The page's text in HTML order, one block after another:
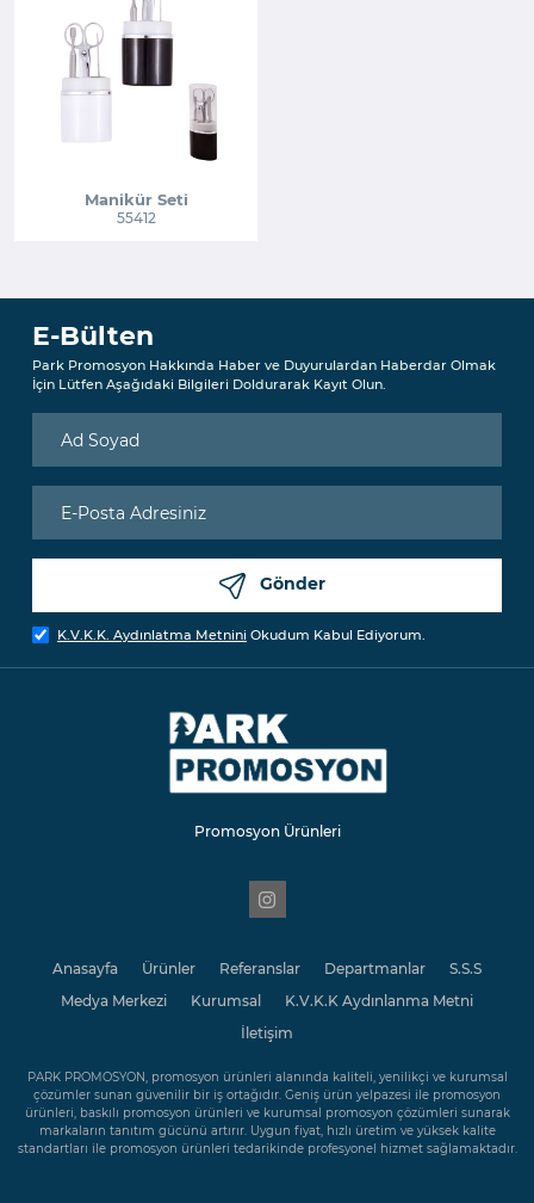
Manikür Seti
55412
E-Bülten
Park Promosyon Hakkında Haber ve Duyurulardan Haberdar Olmak
İçin Lütfen Aşağıdaki Bilgileri Doldurarak Kayıt Olun.
Gönder
K.V.K.K. Aydınlatma Metnini Okudum Kabul Ediyorum.
Promosyon Ürünleri
Anasayfa Ürünler Referanslar Departmanlar
S.S.S
Medya Merkezi
Kurumsal
K.V.K.K Aydınlanma Metni
İletişim
PARK PROMOSYON, promosyon ürünleri alanında kaliteli, yenilikçi ve kurumsal
çözümler sunan güvenilir bir iş ortağıdır. Geniş ürün yelpazesi ile promosyon
ürünleri, baskılı promosyon ürünleri ve kurumsal promosyon çözümleri sunarak
markaların tanıtım gücünü artırır. Uygun fiyat, hızlı üretim ve yüksek kalite
standartları ile promosyon ürünleri tedarikinde profesyonel hizmet sağlamaktadır.